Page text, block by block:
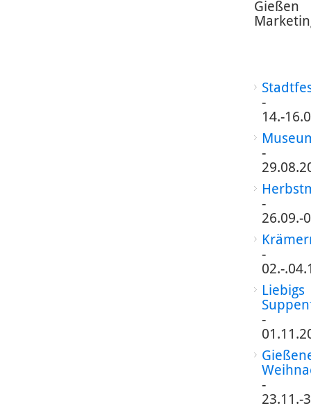
Gießen
-
14.-
-
-
26.09.-
-
02.-
Liebigs
-
-
23.11.-